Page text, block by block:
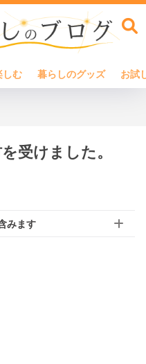
しむ 暮らしのグッズ お試
受けました。
みます